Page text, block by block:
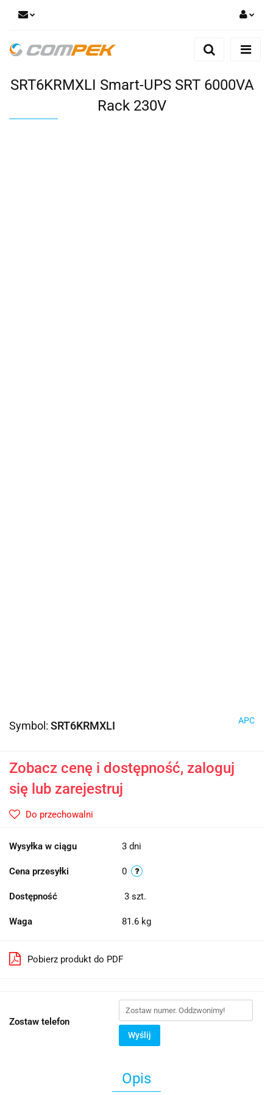
Zaloguj się
Dodaj zgłoszenie
SRT6KRMXLI Smart-UPS SRT 6000VA
Rack 230V
Symbol: SRT6KRMXLI APC
Zobacz cenę i dostępność, zaloguj
się lub zarejestruj
Do przechowalni
Wysyłka w ciągu 3 dni
Cena przesyłki 0
Dostępność 3 szt.
Waga 81.6 kg
Pobierz produkt do PDF
Zostaw telefon
Wyślij
Opis